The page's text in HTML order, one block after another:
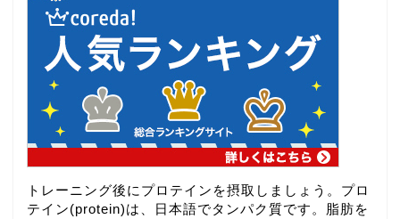
トレーニング後にプロテインを摂取しましょう。プロ
テイン(protein)は、日本語でタンパク質です。脂肪を